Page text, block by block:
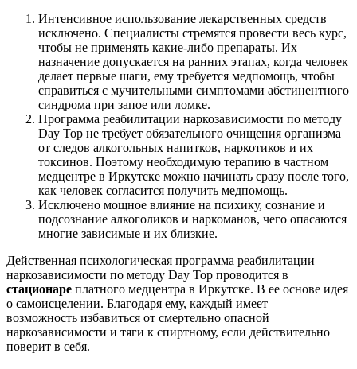
Интенсивное использование лекарственных средств
исключено. Специалисты стремятся провести весь курс,
чтобы не применять какие-либо препараты. Их
назначение допускается на ранних этапах, когда человек
делает первые шаги, ему требуется медпомощь, чтобы
справиться с мучительными симптомами абстинентного
синдрома при запое или ломке.
Программа реабилитации наркозависимости по методу
Day Top не требует обязательного очищения организма
от следов алкогольных напитков, наркотиков и их
токсинов. Поэтому необходимую терапию в частном
медцентре в Иркутске можно начинать сразу после того,
как человек согласится получить медпомощь.
Исключено мощное влияние на психику, сознание и
подсознание алкоголиков и наркоманов, чего опасаются
многие зависимые и их близкие.
Действенная психологическая программа реабилитации
наркозависимости по методу Day Top проводится в
стационаре платного медцентра в Иркутске. В ее основе идея
о самоисцелении. Благодаря ему, каждый имеет
возможность избавиться от смертельно опасной
наркозависимости и тяги к спиртному, если действительно
поверит в себя.